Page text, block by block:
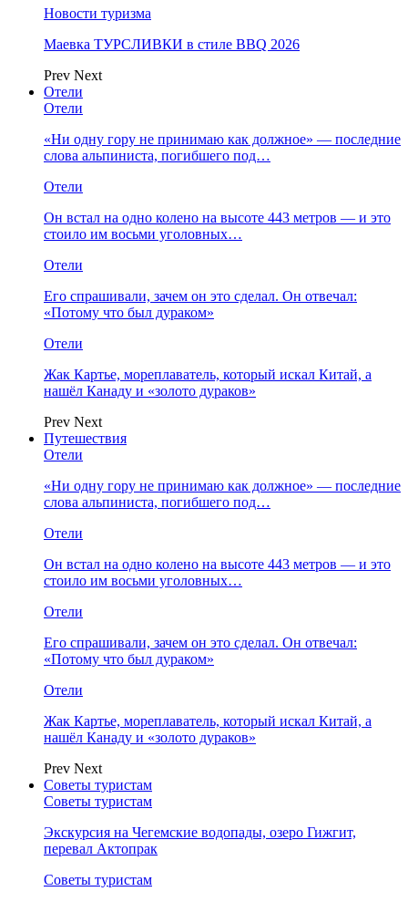
Новости туризма
Маевка ТУРСЛИВКИ в стиле BBQ 2026
Prev Next
Отели
Отели
«Ни одну гору не принимаю как должное» — последние
слова альпиниста, погибшего под…
Отели
Он встал на одно колено на высоте 443 метров — и это
стоило им восьми уголовных…
Отели
Его спрашивали, зачем он это сделал. Он отвечал:
«Потому что был дураком»
Отели
Жак Картье, мореплаватель, который искал Китай, а
нашёл Канаду и «золото дураков»
Prev Next
Путешествия
Отели
«Ни одну гору не принимаю как должное» — последние
слова альпиниста, погибшего под…
Отели
Он встал на одно колено на высоте 443 метров — и это
стоило им восьми уголовных…
Отели
Его спрашивали, зачем он это сделал. Он отвечал:
«Потому что был дураком»
Отели
Жак Картье, мореплаватель, который искал Китай, а
нашёл Канаду и «золото дураков»
Prev Next
Советы туристам
Советы туристам
Экскурсия на Чегемские водопады, озеро Гижгит,
перевал Актопрак
Советы туристам